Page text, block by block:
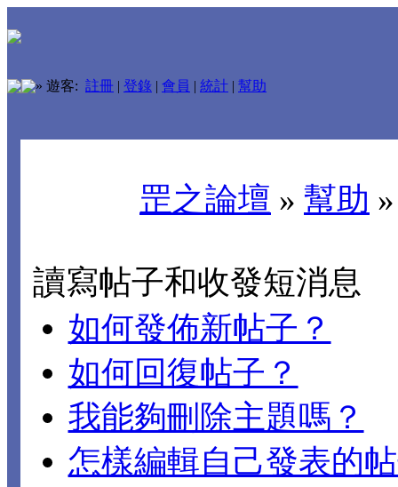
» 遊客: 註冊 | 登錄 | 會員 | 統計 | 幫助
罡之論壇 » 幫助
讀寫帖子和收發短消息
如何發佈新帖子？
如何回復帖子？
我能夠刪除主題嗎？
怎樣編輯自己發表的